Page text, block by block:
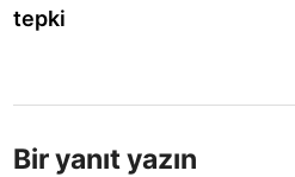
tepki
Bir yanıt yazın